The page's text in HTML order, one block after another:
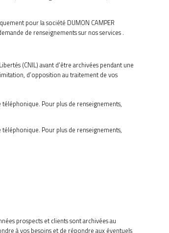
pour la société DUMON CAMPER
de renseignements sur nos services .
(CNIL) avant d’être archivées pendant une
d’opposition au traitement de vos
Pour plus de renseignements,
Pour plus de renseignements,
prospects et clients sont archivées au
à vos besoins et de répondre aux éventuels